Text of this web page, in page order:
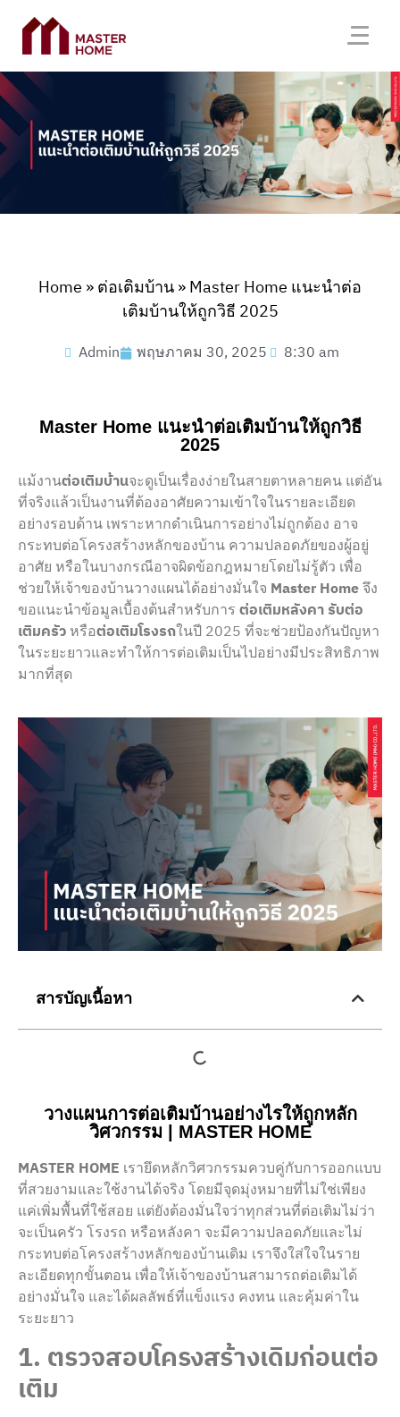
Home »ต่อเติมบ้าน»Master Home แนะนำต่อ
เติมบ้านให้ถูกวิธี 2025
Admin พฤษภาคม 30, 2025 8:30 am
Master Home แนะนำต่อเติมบ้านให้ถูกวิธี
2025
แม้งานต่อเติมบ้านจะดูเป็นเรื่องง่ายในสายตาหลายคน แต่อัน
ที่จริงแล้วเป็นงานที่ต้องอาศัยความเข้าใจในรายละเอียด
อย่างรอบด้าน เพราะหากดำเนินการอย่างไม่ถูกต้อง อาจ
กระทบต่อโครงสร้างหลักของบ้าน ความปลอดภัยของผู้อยู่
อาศัย หรือในบางกรณีอาจผิดข้อกฎหมายโดยไม่รู้ตัว เพื่อ
ช่วยให้เจ้าของบ้านวางแผนได้อย่างมั่นใจ Master Homeจึง
ขอแนะนำข้อมูลเบื้องต้นสำหรับการต่อเติมหลังคารับต่อ
เติมครัวหรือต่อเติมโรงรถในปี 2025 ที่จะช่วยป้องกันปัญหา
ในระยะยาวและทำให้การต่อเติมเป็นไปอย่างมีประสิทธิภาพ
มากที่สุด
สารบัญเนื้อหา
วางแผนการต่อเติมบ้านอย่างไรให้ถูกหลัก
วิศวกรรม | MASTER HOME
MASTER HOME เรายึดหลักวิศวกรรมควบคู่กับการออกแบบ
ที่สวยงามและใช้งานได้จริง โดยมีจุดมุ่งหมายที่ไม่ใช่เพียง
แค่เพิ่มพื้นที่ใช้สอย แต่ยังต้องมั่นใจว่าทุกส่วนที่ต่อเติมไม่ว่า
จะเป็นครัว โรงรถ หรือหลังคา จะมีความปลอดภัยและไม่
กระทบต่อโครงสร้างหลักของบ้านเดิม เราจึงใส่ใจในราย
ละเอียดทุกขั้นตอน เพื่อให้เจ้าของบ้านสามารถต่อเติมได้
อย่างมั่นใจ และได้ผลลัพธ์ที่แข็งแรง คงทน และคุ้มค่าใน
ระยะยาว
1. ตรวจสอบโครงสร้างเดิมก่อนต่อ
เติม